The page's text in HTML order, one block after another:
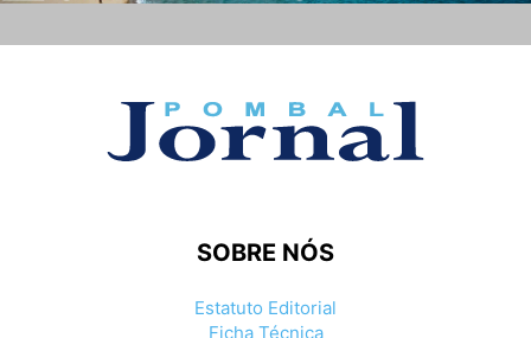
SOBRE NÓS
Estatuto Editorial
Ficha Técnica